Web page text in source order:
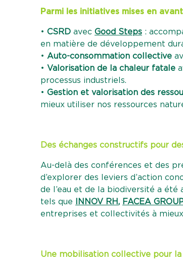
Parmi les initiatives mises en
• CSRD avec Good Steps :
en matière de développement
• Auto-consommation collective
• Valorisation de la chaleur fatale
processus industriels.
• Gestion et valorisation des
mieux utiliser nos ressources
Des échanges constructifs pour
Au-delà des conférences et des
d’explorer des leviers d’action
de l’eau et de la biodiversité a été
tels que
INNOV RH, FACEA
entreprises et collectivités à
Une mobilisation collective pour